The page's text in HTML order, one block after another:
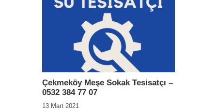
Çekmeköy Meşe Sokak Tesisatçı –
0532 384 77 07
13 Mart 2021